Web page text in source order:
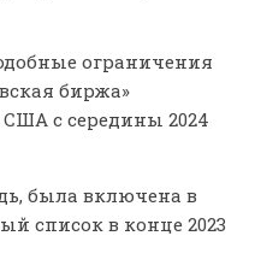
ограничения
биржа»
с середины 2024
была включена в
список в конце 2023